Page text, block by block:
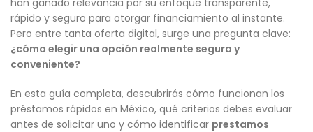
han ganado relevancia por su enfoque transparente,
rápido y seguro para otorgar financiamiento al instante.
Pero entre tanta oferta digital, surge una pregunta clave:
¿cómo elegir una opción realmente segura y
conveniente?
En esta guía completa, descubrirás cómo funcionan los
préstamos rápidos en México, qué criterios debes evaluar
antes de solicitar uno y cómo identificar prestamos